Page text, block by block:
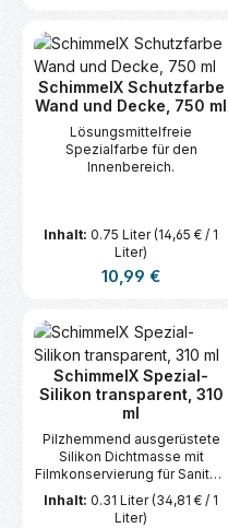
SchimmelX Schutzfarbe
Wand und Decke, 750 ml
Lösungsmittelfreie
Spezialfarbe für den
Innenbereich.
Inhalt: 0.75 Liter(14,65 € / 1
Liter)
Regulärer Preis:
10,99 €
SchimmelX Spezial-
Silikon transparent, 310
ml
Pilzhemmend ausgerüstete
Silikon Dichtmasse mit
Filmkonservierung für Sanitär-
und Feuchträume.
Inhalt: 0.31 Liter(34,81 € / 1
Liter)